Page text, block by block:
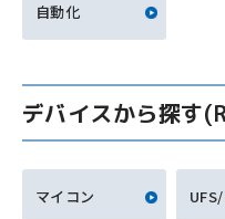
自動化
デバイスから探す
マイコン